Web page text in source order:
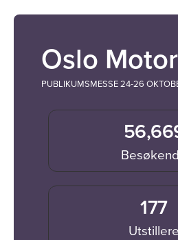
Oslo
PUBLIKUMSMESSE 24-26
Utstillere
177